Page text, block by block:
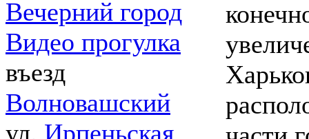
Вечерний город
Видео прогулка
въезд
Волновашский
ул. Ирпеньская